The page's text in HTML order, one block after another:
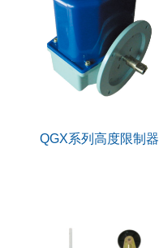
QGX系列高度限制器